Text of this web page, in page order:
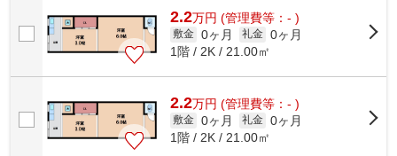
2.2万円 (管理費等：- )
敷金 0ヶ月 礼金 0ヶ月
1階 / 2K / 21.00㎡
2.2万円 (管理費等：- )
敷金 0ヶ月 礼金 0ヶ月
1階 / 2K / 21.00㎡